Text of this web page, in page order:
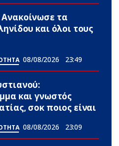
τα
και όλοι τους
08/08/2026 23:49
και γνωστός
σoκ ποιος είναι
08/08/2026 23:09